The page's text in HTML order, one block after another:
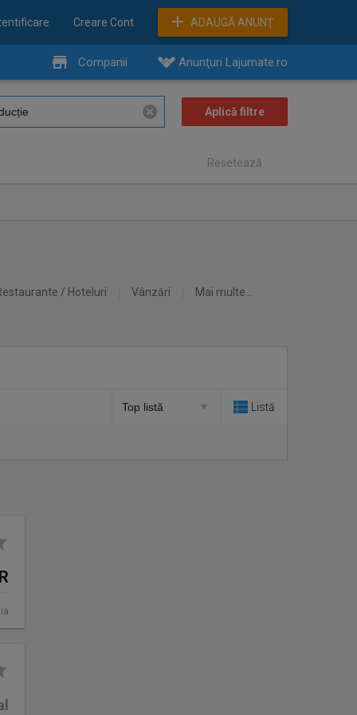
Creare Cont ADAUGĂ ANUNŢ
Companii Anunţuri Lajumate.ro
Resetează
/ Hoteluri Vânzări Mai multe...
Listă